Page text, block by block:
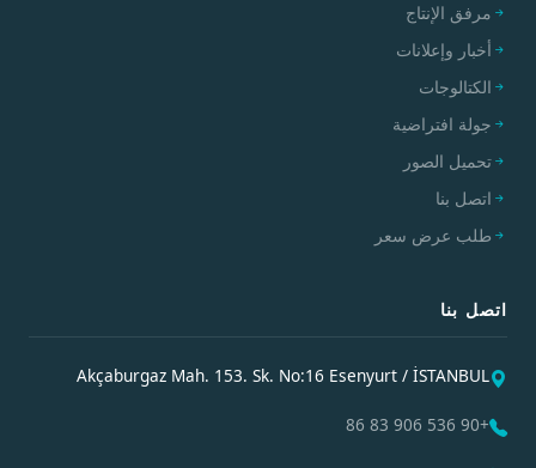
مرفق الإنتاج
أخبار وإعلانات
الكتالوجات
جولة افتراضية
تحميل الصور
اتصل بنا
طلب عرض سعر
اتصل بنا
Akçaburgaz Mah. 153. Sk. No:16 Esenyurt / İSTANBUL
+90 536 906 83 86